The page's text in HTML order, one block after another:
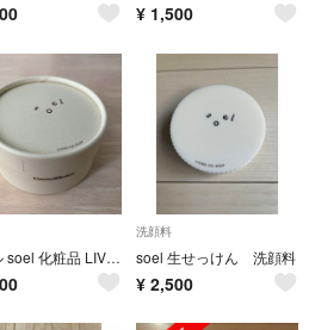
¥ 1,500
ソエル soel 化粧品 LIVING-OIL リビングオイル 生せっけん 10
洗顔料
soel 生せっけん 洗顔料
¥ 2,500